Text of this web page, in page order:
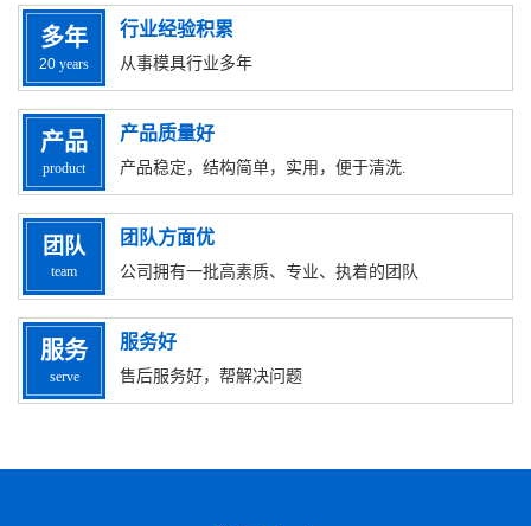
多年
20 years
行业经验积累
从事模具行业多年
产品
product
产品质量好
产品稳定，结构简单，实用，便于清洗.
团 队
team
团队方面优
公司拥有一批高素质、专业、执着的团队
服务
serve
服务好
售后服务好，帮解决问题